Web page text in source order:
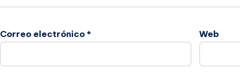
Correo electrónico* Web